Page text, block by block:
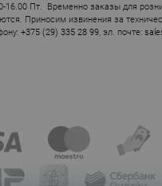
16.00 Пт. Временно заказы для
Приносим извинения за
+375 (29) 335 28 99 , эл. почте: